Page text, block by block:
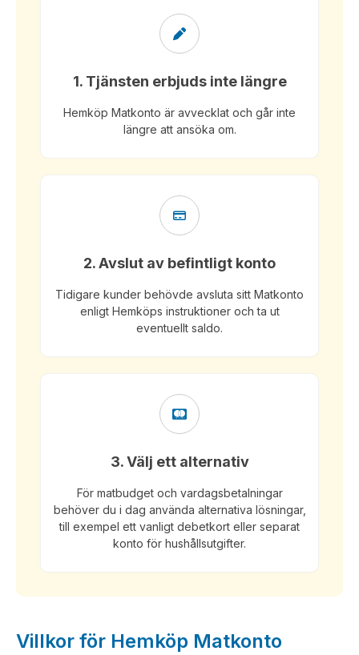
1. Tjänsten erbjuds inte längre
Hemköp Matkonto är avvecklat och går inte
längre att ansöka om.
2. Avslut av befintligt konto
Tidigare kunder behövde avsluta sitt Matkonto
enligt Hemköps instruktioner och ta ut
eventuellt saldo.
3. Välj ett alternativ
För matbudget och vardagsbetalningar
behöver du i dag använda alternativa lösningar,
till exempel ett vanligt debetkort eller separat
konto för hushållsutgifter.
Villkor för Hemköp Matkonto